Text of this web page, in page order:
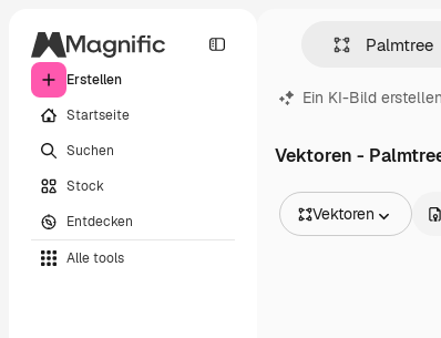
Erstellen
Startseite
Suchen
Stock
Entdecken
Alle tools
Ein KI-Bild erstellen
Vektoren -
Vektoren